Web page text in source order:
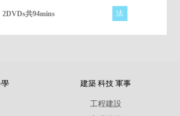
2DVDs共94mins 法
學 建築 科技 軍事
工程建設